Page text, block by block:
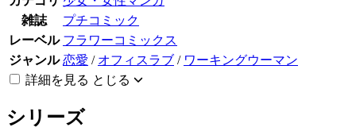
雑誌
プチコミック
レーベル フラワーコミックス
ジャンル 恋愛 / オフィスラブ / ワーキングウーマン
詳細を見る とじる
シリーズ